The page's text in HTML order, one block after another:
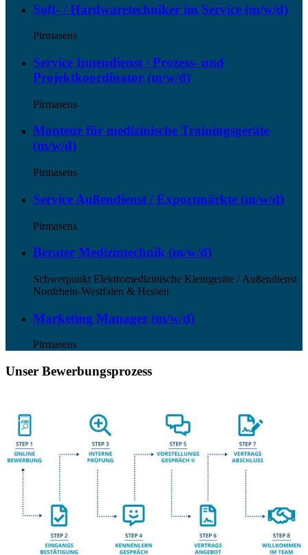
Soft- / Hardwaretechniker im Service (m/w/d)
Pirmasens
Service Innendienst / Prozess- und
Projektkoordinator (m/w/d)
Pirmasens
Monteur für medizinische Trainingsgeräte
(m/w/d)
Pirmasens
Service Außendienst / Exportmärkte (m/w/d)
Pirmasens
Berater Medizintechnik (m/w/d)
Schwerpunkt Elektromedizinische Kleingeräte / Außendienst
Nordrhein-Westfalen & Hessen
Marketing Manager (m/w/d)
Pirmasens
Unser Bewerbungsprozess